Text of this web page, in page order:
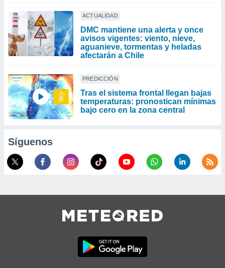
ACTUALIDAD
DMC mantiene una alerta y once
avisos vigentes: viento, nieve,
aguanieve, tormentas y heladas
afectarán a Chile
PREDICCIÓN
Tras el sistema frontal llegan bajas
temperaturas: pronostican mínimas
bajo cero en la zona central
Síguenos